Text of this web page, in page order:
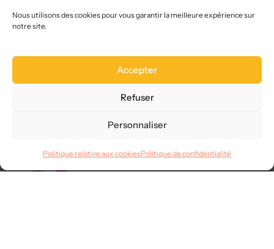
Nous utilisons des cookies pour vous garantir la meilleure expérience sur
notre site.
Accepter
Refuser
Personnaliser
Politique relative aux cookiesPolitique de confidentialité
FAQ
Legal
CGVU
Langues